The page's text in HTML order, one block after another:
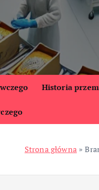
Historia
Strona główna»